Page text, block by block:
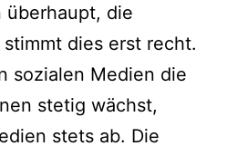
die
dies erst recht.
sozialen Medien die
stetig wächst,
stets ab. Die